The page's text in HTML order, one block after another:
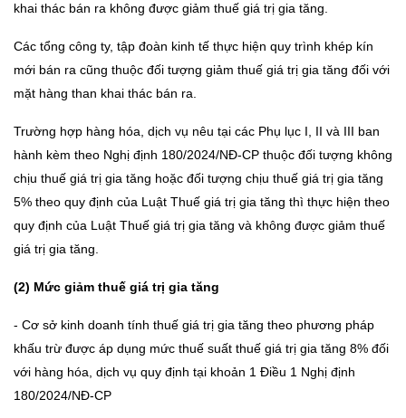
khai thác bán ra không được giảm thuế giá trị gia tăng.
Các tổng công ty, tập đoàn kinh tế thực hiện quy trình khép kín
mới bán ra cũng thuộc đối tượng giảm thuế giá trị gia tăng đối với
mặt hàng than khai thác bán ra.
Trường hợp hàng hóa, dịch vụ nêu tại các Phụ lục I, II và III ban
hành kèm theo Nghị định 180/2024/NĐ-CP thuộc đối tượng không
chịu thuế giá trị gia tăng hoặc đối tượng chịu thuế giá trị gia tăng
5% theo quy định của Luật Thuế giá trị gia tăng thì thực hiện theo
quy định của Luật Thuế giá trị gia tăng và không được giảm thuế
giá trị gia tăng.
(2) Mức giảm thuế giá trị gia tăng
- Cơ sở kinh doanh tính thuế giá trị gia tăng theo phương pháp
khấu trừ được áp dụng mức thuế suất thuế giá trị gia tăng 8% đối
với hàng hóa, dịch vụ quy định tại khoản 1 Điều 1 Nghị định
180/2024/NĐ-CP